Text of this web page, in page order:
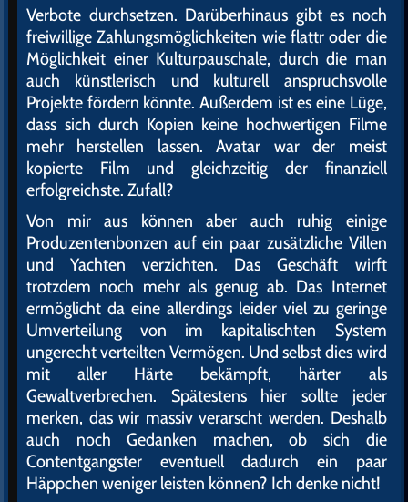
Verbote durchsetzen. Darüberhinaus gibt es noch
freiwillige Zahlungsmöglichkeiten wie flattr oder die
Möglichkeit einer Kulturpauschale, durch die man
auch künstlerisch und kulturell anspruchsvolle
Projekte fördern könnte. Außerdem ist es eine Lüge,
dass sich durch Kopien keine hochwertigen Filme
mehr herstellen lassen. Avatar war der meist
kopierte Film und gleichzeitig der finanziell
erfolgreichste. Zufall?
Von mir aus können aber auch ruhig einige
Produzentenbonzen auf ein paar zusätzliche Villen
und Yachten verzichten. Das Geschäft wirft
trotzdem noch mehr als genug ab. Das Internet
ermöglicht da eine allerdings leider viel zu geringe
Umverteilung von im kapitalischten System
ungerecht verteilten Vermögen. Und selbst dies wird
mit aller Härte bekämpft, härter als
Gewaltverbrechen. Spätestens hier sollte jeder
merken, das wir massiv verarscht werden. Deshalb
auch noch Gedanken machen, ob sich die
Contentgangster eventuell dadurch ein paar
Häppchen weniger leisten können? Ich denke nicht!